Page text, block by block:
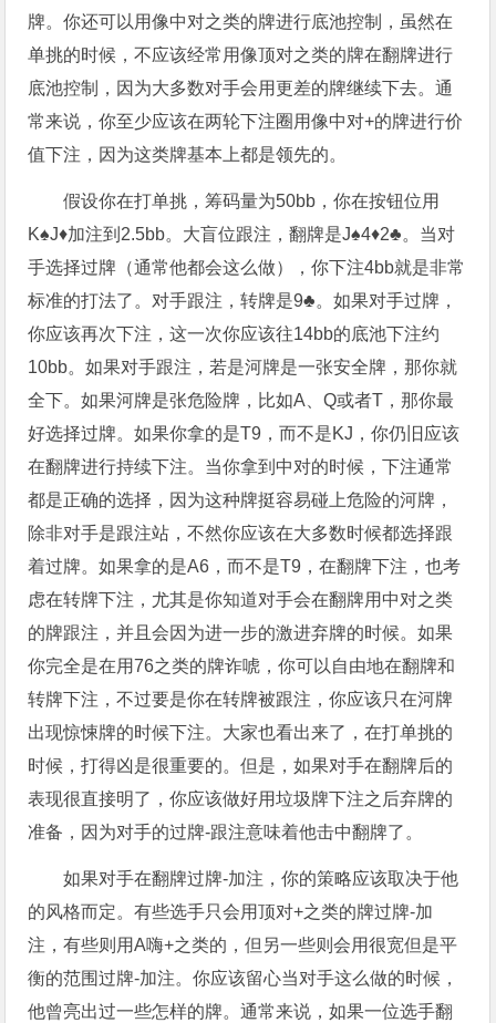
牌。你还可以用像中对之类的牌进行底池控制，虽然在
单挑的时候，不应该经常用像顶对之类的牌在翻牌进行
底池控制，因为大多数对手会用更差的牌继续下去。通
常来说，你至少应该在两轮下注圈用像中对+的牌进行价
值下注，因为这类牌基本上都是领先的。
假设你在打单挑，筹码量为50bb，你在按钮位用
K♠J♦加注到2.5bb。大盲位跟注，翻牌是J♠4♦2♣。当对
手选择过牌（通常他都会这么做），你下注4bb就是非常
标准的打法了。对手跟注，转牌是9♣。如果对手过牌，
你应该再次下注，这一次你应该往14bb的底池下注约
10bb。如果对手跟注，若是河牌是一张安全牌，那你就
全下。如果河牌是张危险牌，比如A、Q或者T，那你最
好选择过牌。如果你拿的是T9，而不是KJ，你仍旧应该
在翻牌进行持续下注。当你拿到中对的时候，下注通常
都是正确的选择，因为这种牌挺容易碰上危险的河牌，
除非对手是跟注站，不然你应该在大多数时候都选择跟
着过牌。如果拿的是A6，而不是T9，在翻牌下注，也考
虑在转牌下注，尤其是你知道对手会在翻牌用中对之类
的牌跟注，并且会因为进一步的激进弃牌的时候。如果
你完全是在用76之类的牌诈唬，你可以自由地在翻牌和
转牌下注，不过要是你在转牌被跟注，你应该只在河牌
出现惊悚牌的时候下注。大家也看出来了，在打单挑的
时候，打得凶是很重要的。但是，如果对手在翻牌后的
表现很直接明了，你应该做好用垃圾牌下注之后弃牌的
准备，因为对手的过牌-跟注意味着他击中翻牌了。
如果对手在翻牌过牌-加注，你的策略应该取决于他
的风格而定。有些选手只会用顶对+之类的牌过牌-加
注，有些则用A嗨+之类的，但另一些则会用很宽但是平
衡的范围过牌-加注。你应该留心当对手这么做的时候，
他曾亮出过一些怎样的牌。通常来说，如果一位选手翻